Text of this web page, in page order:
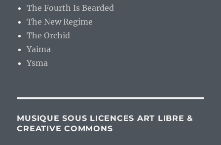
The Fourth Is Bearded
The New Regime
The Orchid
Yaima
Ysma
MUSIQUE SOUS LICENCES ART LIBRE &
CREATIVE COMMONS